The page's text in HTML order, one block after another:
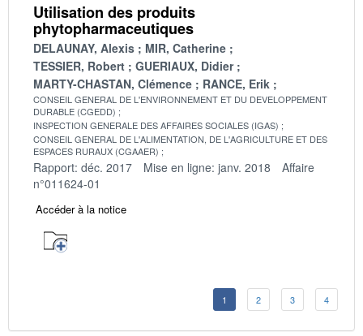
Utilisation des produits
phytopharmaceutiques
DELAUNAY, Alexis
MIR, Catherine
TESSIER, Robert
GUERIAUX, Didier
MARTY-CHASTAN, Clémence
RANCE, Erik
CONSEIL GENERAL DE L'ENVIRONNEMENT ET DU DEVELOPPEMENT
DURABLE (CGEDD)
INSPECTION GENERALE DES AFFAIRES SOCIALES (IGAS)
CONSEIL GENERAL DE L'ALIMENTATION, DE L'AGRICULTURE ET DES
ESPACES RURAUX (CGAAER)
Rapport: déc. 2017 Mise en ligne: janv. 2018
Affaire
n°011624-01
Accéder à la notice
1 2 3 4